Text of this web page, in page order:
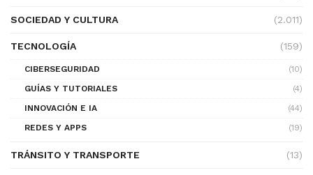
SOCIEDAD Y CULTURA (2.011)
TECNOLOGÍA (159)
CIBERSEGURIDAD
(10)
GUÍAS Y TUTORIALES
(4)
INNOVACIÓN E IA
(44)
REDES Y APPS
(19)
TRÁNSITO Y TRANSPORTE (13)